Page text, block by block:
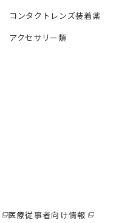
コンタクトレンズ装着薬
アクセサリー類
医療従事者向け情報